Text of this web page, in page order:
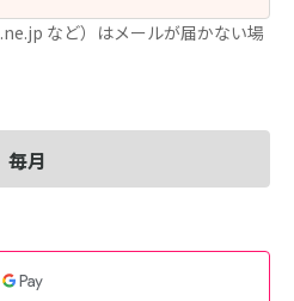
など）はメールが届かない場
毎月